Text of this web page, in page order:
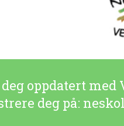
oppdatert
deg på: